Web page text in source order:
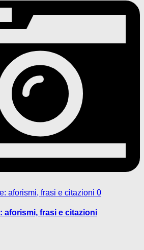
0
aforismi, frasi e citazioni